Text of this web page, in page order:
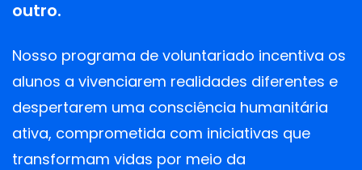
outro.
Nosso programa de voluntariado incentiva os
alunos a vivenciarem realidades diferentes e
despertarem uma consciência humanitária
ativa, comprometida com iniciativas que
transformam vidas por meio da